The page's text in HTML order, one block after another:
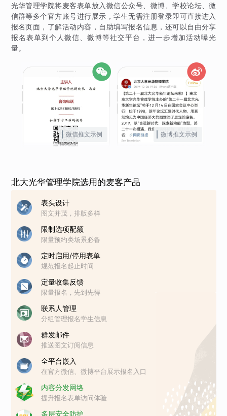
光华管理学院将麦客表单放入微信公众号、微博、学校论坛、微
信群等多个官方账号进行展示，学生无需注册登录即可直接进入
报名页面，了解活动内容，自助填写报名信息，还可以自由分享
报名表单到个人微信、微博等社交平台，进一步增加活动曝光
量。
微信推文示例 微博推文示例
北大光华管理学院选用的麦客产品
表头设计
图文并茂，排版多样
限制选项配额
限量预约类场景必备
定时启用/停用表单
规范报名起止时间
定量收集反馈
限量报名，先到先得
联系人管理
分组管理报名学生信息
群发邮件
推送图文订阅信息
全平台嵌入
在官方微信、微博平台展示报名入口
内容分发网络
提升报名表单访问体验
多层安全防护